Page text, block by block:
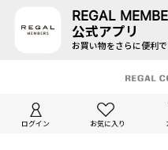
REGAL
公式アプリ
お買い物をさらに便利
ログイン お気に入り